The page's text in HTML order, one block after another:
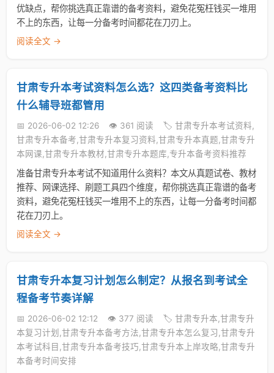
优缺点，帮你挑选真正靠谱的备考资料，避免花冤枉钱买一堆用
不上的东西，让每一分备考时间都花在刀刃上。
阅读全文 →
甘肃专升本考试资料怎么选？这四类备考资料比
什么辅导班都管用
📅 2026-06-02 12:26 👁️ 361 阅读
🏷️ 甘肃专升本考试资料,
甘肃专升本备考,甘肃专升本复习资料,甘肃专升本真题,甘肃专升
本网课,甘肃专升本教材,甘肃专升本题库,专升本备考资料推荐
准备甘肃专升本考试不知道用什么资料？本文从真题试卷、教材
推荐、网课选择、刷题工具四个维度，帮你挑选真正靠谱的备考
资料，避免花冤枉钱买一堆用不上的东西，让每一分备考时间都
花在刀刃上。
阅读全文 →
甘肃专升本复习计划怎么制定？从报名到考试全
程备考节奏详解
📅 2026-06-02 12:12 👁️ 377 阅读
🏷️ 甘肃专升本,甘肃专升
本复习计划,甘肃专升本备考方法,甘肃专升本怎么复习,甘肃专升
本考试科目,甘肃专升本备考技巧,甘肃专升本上岸攻略,甘肃专升
本备考时间安排